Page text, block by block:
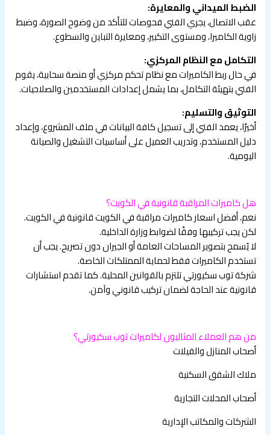
الضبط الميداني والمعايرة:
عقب الاتصال، يجري الفني فحوصات للتأكد من وضوح الصورة، وضبط
زاوية الكاميرا، ومستوى التكبير، ومعايرة التباين والسطوع.
التكامل مع النظام المركزي:
في حال ربط الكاميرات مع نظام تحكم مركزي أو منصة سحابية، يقوم
الفني بتهيئة التكامل، بما يشمل إعدادات المستخدمين والصلاحيات.
التوثيق والتسليم:
أخيرًا، يعمد الفني إلى تسجيل كافة البيانات في ملف المشروع، وإعداد
دليل المستخدم، وتدريب العميل على أساسيات التشغيل والصيانة
اليومية.
هل كاميرات المراقبة قانونية في الكويت؟
نعم، أفضل اسعار كاميرات مراقبة في الكويت قانونية في الكويت.
لكن يجب تركيبها وفقًا لضوابط وزارة الداخلية.
لا يُسمح بتصوير المساحات العامة أو الجيران دون تصريح. يجب أن
تستخدم الكاميرات فقط لحماية الممتلكات الخاصة.
شركة توب سكيورتي تلتزم بالقوانين المحلية. كما تقدم استشارات
قانونية عند الحاجة لضمان تركيب قانوني وآمن.
من هم العملاء المثاليون لكاميرات توب سكيورتي؟
أصحاب المنازل والفيلات
ملاك الشقق السكنية
أصحاب المحلات التجارية
الشركات والمكاتب الإدارية